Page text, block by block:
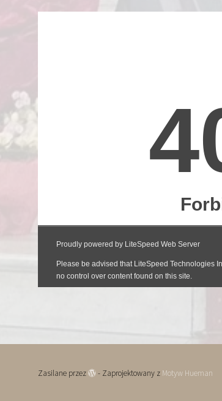
Zasilane przez - Zaprojektowany z Motyw Hueman